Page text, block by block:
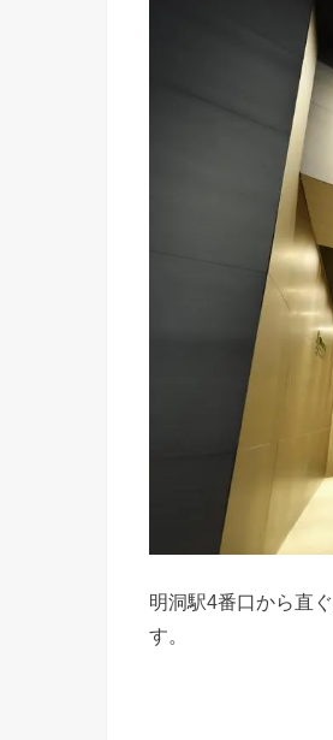
明洞駅4番口から直
す。